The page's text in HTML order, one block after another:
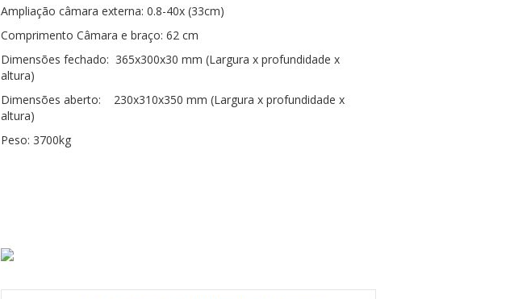
Ampliação câmara externa: 0.8-40x (33cm)
Comprimento Câmara e braço: 62 cm
Dimensões fechado: 365x300x30 mm (Largura x profundidade x
altura)
Dimensões aberto: 230x310x350 mm (Largura x profundidade x
altura)
Peso: 3700kg